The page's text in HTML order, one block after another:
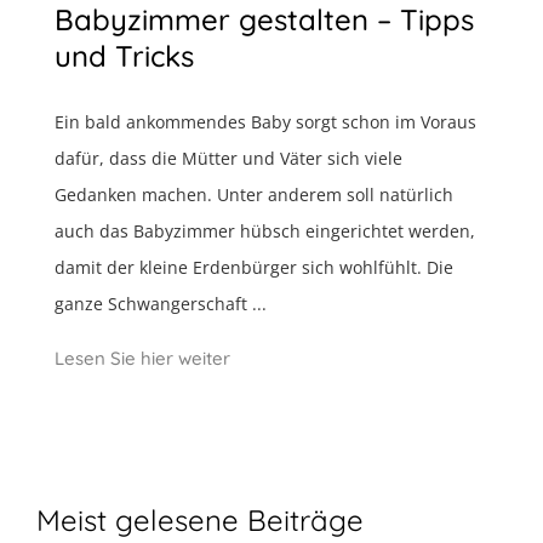
Babyzimmer gestalten – Tipps
und Tricks
Ein bald ankommendes Baby sorgt schon im Voraus
dafür, dass die Mütter und Väter sich viele
Gedanken machen. Unter anderem soll natürlich
auch das Babyzimmer hübsch eingerichtet werden,
damit der kleine Erdenbürger sich wohlfühlt. Die
ganze Schwangerschaft ...
Lesen Sie hier weiter
Meist gelesene Beiträge